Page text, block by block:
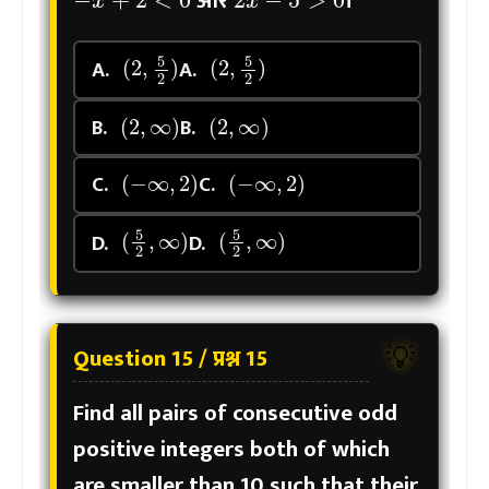
A.
(2,52)
A.
(2,52)
B.
(2,∞)
B.
(2,∞)
C.
(−∞,2)
C.
(−∞,2)
D.
(52,∞)
D.
(52,∞)
💡
Question 15 / प्रश्न 15
Find all pairs of consecutive odd
positive integers both of which